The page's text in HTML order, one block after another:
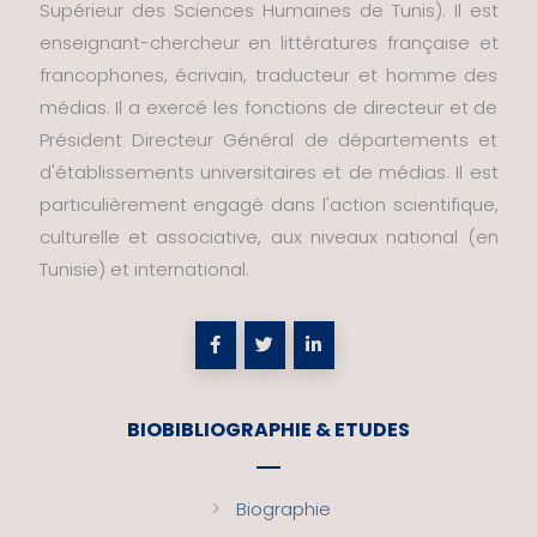
Supérieur des Sciences Humaines de Tunis). Il est
enseignant-chercheur en littératures française et
francophones, écrivain, traducteur et homme des
médias. Il a exercé les fonctions de directeur et de
Président Directeur Général de départements et
d'établissements universitaires et de médias. Il est
particulièrement engagé dans l'action scientifique,
culturelle et associative, aux niveaux national (en
Tunisie) et international.
BIOBIBLIOGRAPHIE & ETUDES
Biographie